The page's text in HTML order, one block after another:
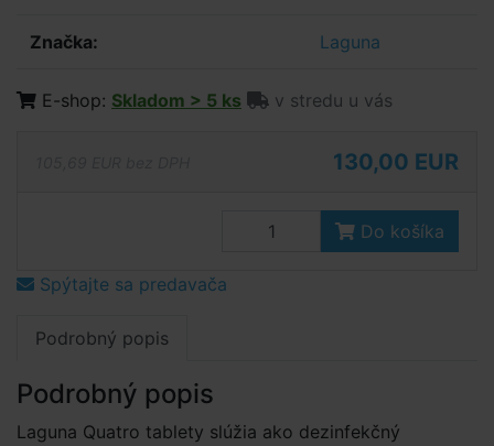
Značka: Laguna
E-shop: Skladom > 5 ks v stredu u vás
130,00 EUR
Do košíka
Spýtajte sa predavača
Podrobný popis
Podrobný popis
Laguna Quatro tablety slúžia ako dezinfekčný